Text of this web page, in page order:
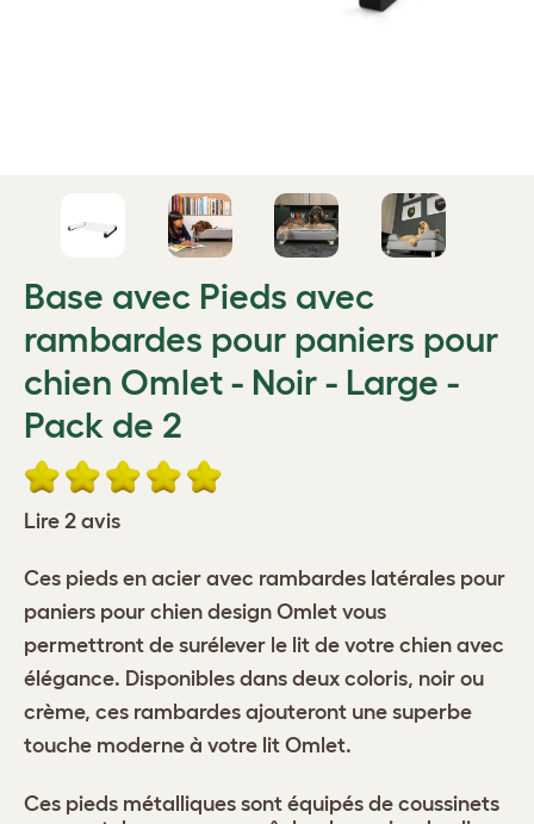
Base avec Pieds avec
rambardes pour paniers pour
chien Omlet - Noir - Large -
Pack de 2
Lire 2 avis
Ces pieds en acier avec rambardes latérales pour
paniers pour chien design Omlet vous
permettront de surélever le lit de votre chien avec
élégance. Disponibles dans deux coloris, noir ou
crème, ces rambardes ajouteront une superbe
touche moderne à votre lit Omlet.
Ces pieds métalliques sont équipés de coussinets